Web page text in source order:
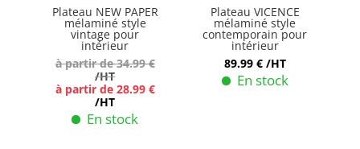
sur
la
page
du
produit
choisies
sur
la
page
Plateau NEW PAPER
mélaminé style
vintage pour
intérieur
à partir de34.99€
/HT
à partir de 28.99 €
/HT
En stock
Plateau VICENCE
mélaminé style
contemporain pour
intérieur
89.99 € /HT
En stock